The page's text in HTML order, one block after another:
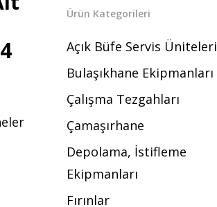
Ürün Kategorileri
Açık Büfe Servis Üniteleri
Bulaşıkhane Ekipmanları
Çalışma Tezgahları
Çamaşırhane
Depolama, İstifleme
Ekipmanları
Fırınlar